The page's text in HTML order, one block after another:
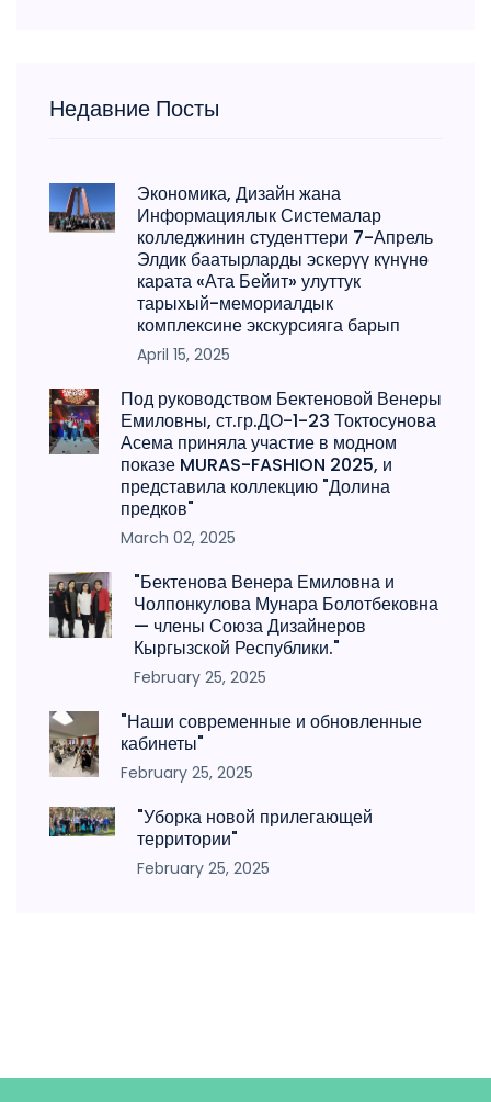
Недавние Посты
Экономика, Дизайн жана
Информациялык Системалар
колледжинин студенттери 7-Апрель
Элдик баатырларды эскерүү күнүнө
карата «Ата Бейит» улуттук
тарыхый-мемориалдык
комплексине экскурсияга барып
April 15, 2025
Под руководством Бектеновой Венеры
Емиловны, ст.гр.ДО-1-23 Токтосунова
Асема приняла участие в модном
показе MURAS-FASHION 2025, и
представила коллекцию "Долина
предков"
March 02, 2025
"Бектенова Венера Емиловна и
Чолпонкулова Мунара Болотбековна
— члены Союза Дизайнеров
Кыргызской Республики."
February 25, 2025
"Наши современные и обновленные
кабинеты"
February 25, 2025
"Уборка новой прилегающей
территории"
February 25, 2025